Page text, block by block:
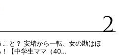
こと？ 安堵から一転、女の勘はほ
！【中学生ママ（40…